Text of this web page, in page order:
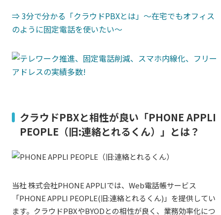
⇒ 3分で分かる「クラウドPBXとは」～在宅でもオフィス
のように固定電話を使いたい～
クラウドPBXと相性が良い「PHONE APPLI
PEOPLE（旧:連絡とれるくん）」とは？
当社 株式会社PHONE APPLIでは、Web電話帳サービス
「PHONE APPLI PEOPLE(旧:連絡とれるくん)」を提供してい
ます。クラウドPBXやBYODとの相性が良く、業務効率化につ